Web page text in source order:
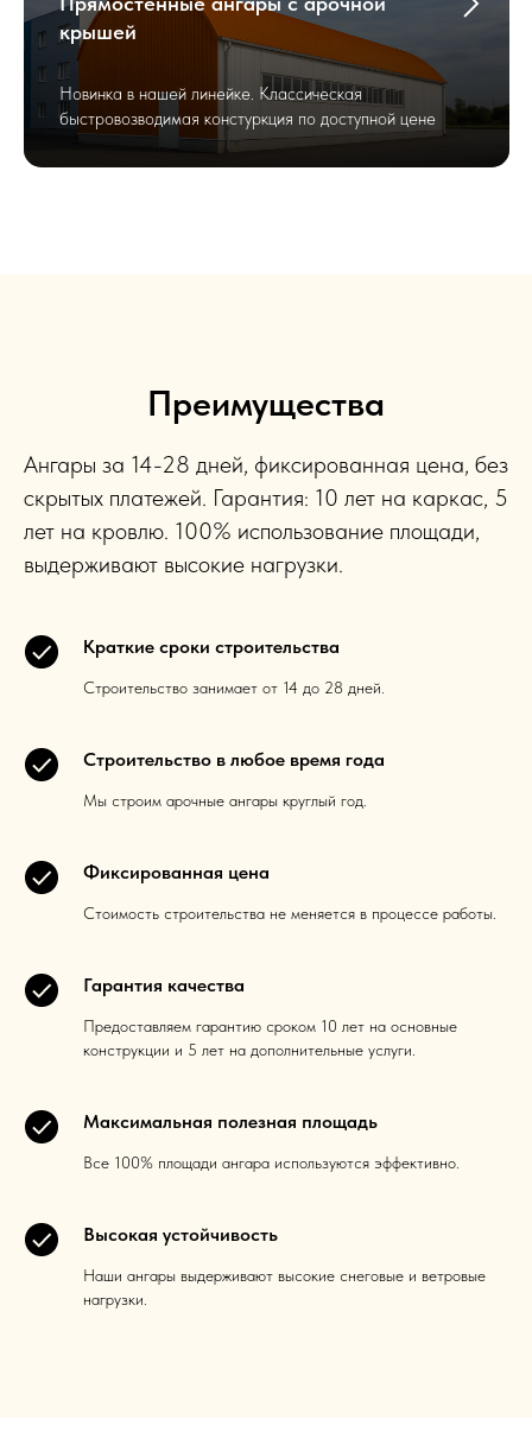
крышей
Новинка в нашей линейке. Классическая
быстровозводимая констуркция по доступной цене
Преимущества
Ангары за 14-28 дней, фиксированная цена, без
скрытых платежей. Гарантия: 10 лет на каркас, 5
лет на кровлю. 100% использование площади,
выдерживают высокие нагрузки.
Краткие сроки строительства
Строительство занимает от 14 до 28 дней.
Строительство в любое время года
Мы строим арочные ангары круглый год.
Фиксированная цена
Стоимость строительства не меняется в процессе работы.
Гарантия качества
Предоставляем гарантию сроком 10 лет на основные
конструкции и 5 лет на дополнительные услуги.
Максимальная полезная площадь
Все 100% площади ангара используются эффективно.
Высокая устойчивость
Наши ангары выдерживают высокие снеговые и ветровые
нагрузки.